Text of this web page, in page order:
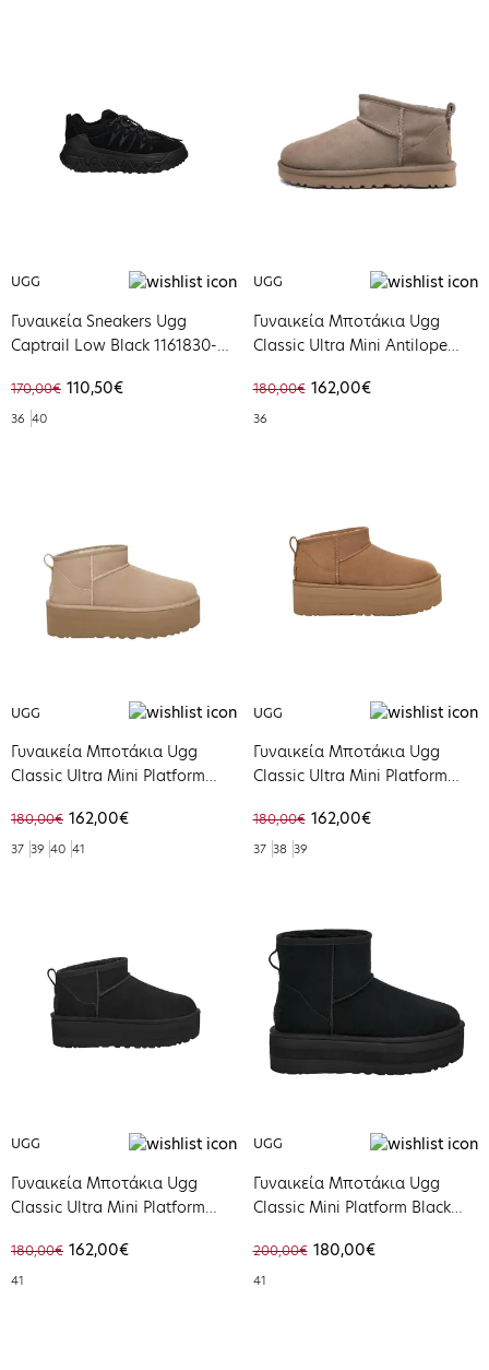
UGG
Γυναικεία Sneakers Ugg
Captrail Low Black 1161830-
170,00€ 110,50€
36 40
UGG
Γυναικεία Μποτάκια Ugg
Classic Ultra Mini Antilope
180,00€ 162,00€
36
UGG
Γυναικεία Μποτάκια Ugg
Classic Ultra Mini Platform
180,00€ 162,00€
37 39 40 41
UGG
Γυναικεία Μποτάκια Ugg
Classic Ultra Mini Platform
180,00€ 162,00€
37 38 39
UGG
Γυναικεία Μποτάκια Ugg
Classic Ultra Mini Platform
180,00€ 162,00€
41
UGG
Γυναικεία Μποτάκια Ugg
Classic Mini Platform Black
200,00€ 180,00€
41